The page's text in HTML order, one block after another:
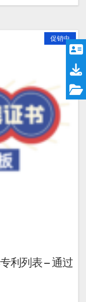
¥599.00。
促销中
利列表 – 通过